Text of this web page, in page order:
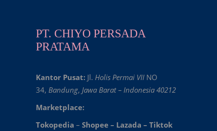
PT. CHIYO PERSADA
PRATAMA
Kantor Pusat: Jl. Holis Permai VII NO
34, Bandung, Jawa Barat – Indonesia 40212
Marketplace:
Tokopedia – Shopee – Lazada – Tiktok